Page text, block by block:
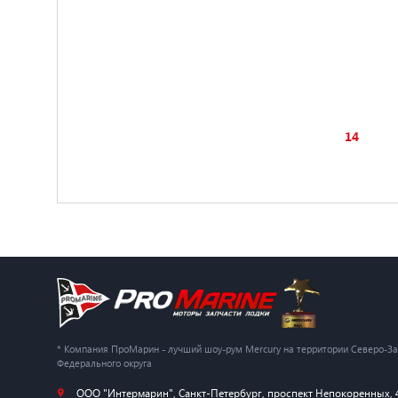
14
* Компания ПроМарин - лучший шоу-рум Mercury на территории Северо-
Федерального округа
ООО "Интермарин" Санкт-Петербург, проспект Непокоренных,